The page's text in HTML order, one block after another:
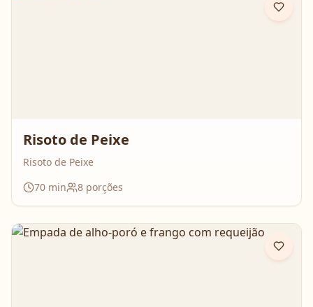
Risoto de Peixe
Risoto de Peixe
70 min 8 porções